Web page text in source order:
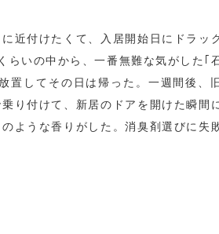
近付けたくて、入居開始日にドラッ
らいの中から、一番無難な気がした｢
置してその日は帰った。一週間後、
り付けて、新居のドアを開けた瞬間
ような香りがした。消臭剤選びに失